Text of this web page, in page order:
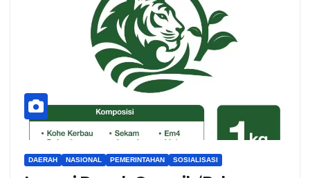
DAERAH NASIONAL PEMERINTAHAN SOSIALISASI